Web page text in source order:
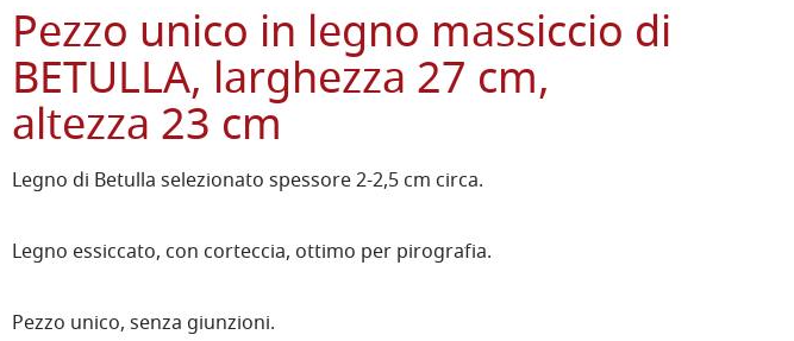
Pezzo unico in legno massiccio di
BETULLA, larghezza 27 cm,
altezza 23 cm
Legno di Betulla selezionato spessore 2-2,5 cm circa.
Legno essiccato, con corteccia, ottimo per pirografia.
Pezzo unico, senza giunzioni.